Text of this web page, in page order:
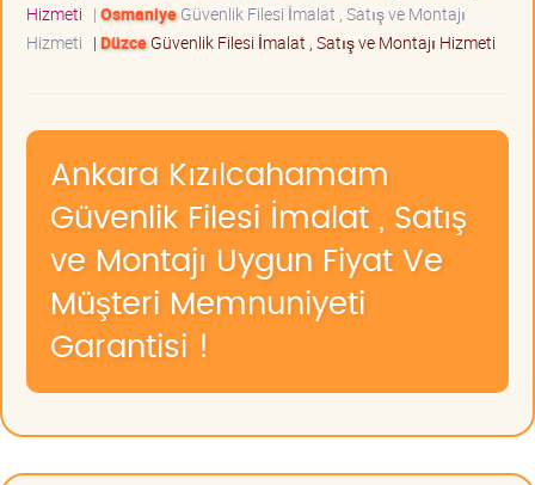
Hizmeti | OsmaniyeGüvenlik Filesi İmalat , Satış ve Montajı
Hizmeti | DüzceGüvenlik Filesi İmalat , Satış ve Montajı Hizmeti
Ankara Kızılcahamam
Güvenlik Filesi İmalat , Satış
ve Montajı Uygun Fiyat Ve
Müşteri Memnuniyeti
Garantisi !